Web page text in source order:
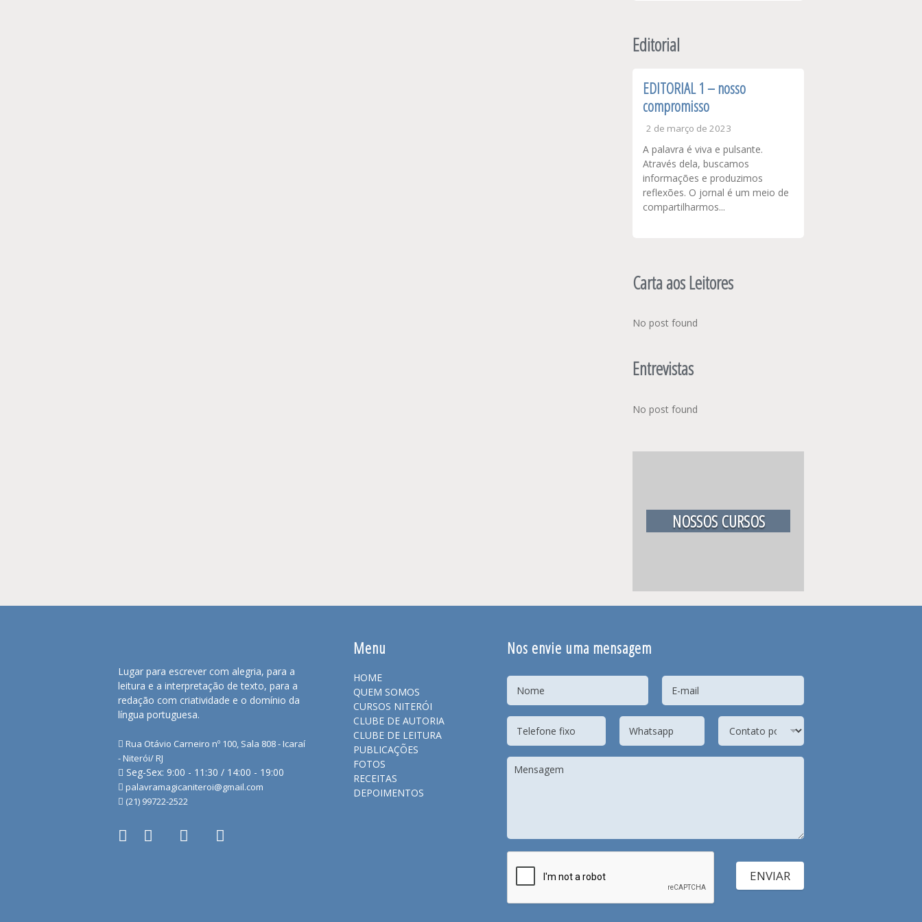
Editorial
EDITORIAL 1 – nosso
compromisso
2 de março de 2023
A palavra é viva e pulsante.
Através dela, buscamos
informações e produzimos
reflexões. O jornal é um meio de
compartilharmos...
Carta aos Leitores
No post found
Entrevistas
No post found
NOSSOS CURSOS
Lugar para escrever com alegria, para a
leitura e a interpretação de texto, para a
redação com criatividade e o domínio da
língua portuguesa.
Rua Otávio Carneiro nº 100, Sala 808 - Icaraí
- Niterói/ RJ
Seg-Sex: 9:00 - 11:30 / 14:00 - 19:00
palavramagicaniteroi@gmail.com
(21) 99722-2522
Menu
HOME
QUEM SOMOS
CURSOS NITERÓI
CLUBE DE AUTORIA
CLUBE DE LEITURA
PUBLICAÇÕES
FOTOS
RECEITAS
DEPOIMENTOS
Nos envie uma mensagem
ENVIAR